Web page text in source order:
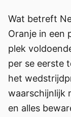
Wat betreft
Oranje in een
plek
per se eerste
het
waarschijnlijk
en alles